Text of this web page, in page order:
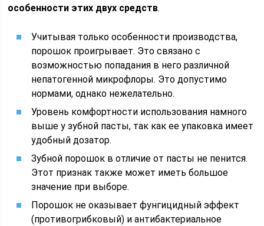
особенности этих двух средств.
Учитывая только особенности производства,
порошок проигрывает. Это связано с
возможностью попадания в него различной
непатогенной микрофлоры. Это допустимо
нормами, однако нежелательно.
Уровень комфортности использования намного
выше у зубной пасты, так как ее упаковка имеет
удобный дозатор.
Зубной порошок в отличие от пасты не пенится.
Этот признак также может иметь большое
значение при выборе.
Порошок не оказывает фунгицидный эффект
(противогрибковый) и антибактериальное